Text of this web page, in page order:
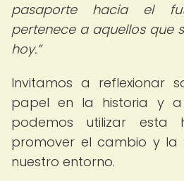
pasaporte hacia el
pertenece a aquellos que
hoy.
Invitamos a reflexionar
papel en la historia y a
podemos utilizar esta
promover el cambio y la
nuestro entorno.